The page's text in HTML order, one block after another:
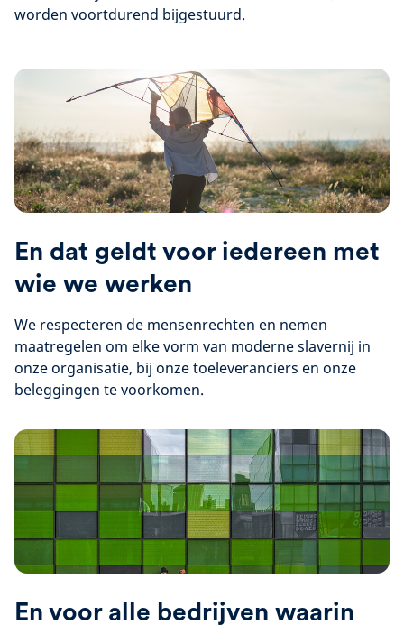
worden voortdurend bijgestuurd.
En dat geldt voor iedereen met
wie we werken
We respecteren de mensenrechten en nemen
maatregelen om elke vorm van moderne slavernij in
onze organisatie, bij onze toeleveranciers en onze
beleggingen te voorkomen.
En voor alle bedrijven waarin